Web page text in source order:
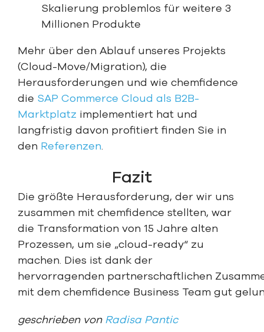
Skalierung problemlos für weitere 3
Millionen Produkte
Mehr über den Ablauf unseres Projekts
(Cloud-Move/Migration), die
Herausforderungen und wie chemfidence
die SAP Commerce Cloud als B2B-
Marktplatz implementiert hat und
langfristig davon profitiert finden Sie in
den Referenzen.
Fazit
Die größte Herausforderung, der wir uns
zusammen mit chemfidence stellten, war
die Transformation von 15 Jahre alten
Prozessen, um sie „cloud-ready“ zu
machen. Dies ist dank der
hervorragenden partnerschaftlichen
mit dem chemfidence Business Team gut
geschrieben von Radisa Pantic